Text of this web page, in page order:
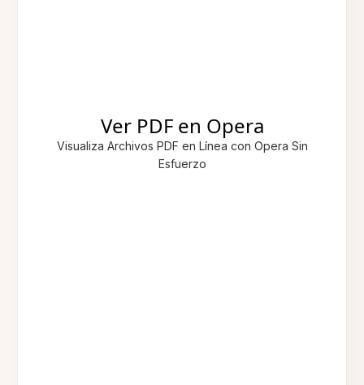
Ver PDF en Opera
Visualiza Archivos PDF en Línea con Opera Sin
Esfuerzo